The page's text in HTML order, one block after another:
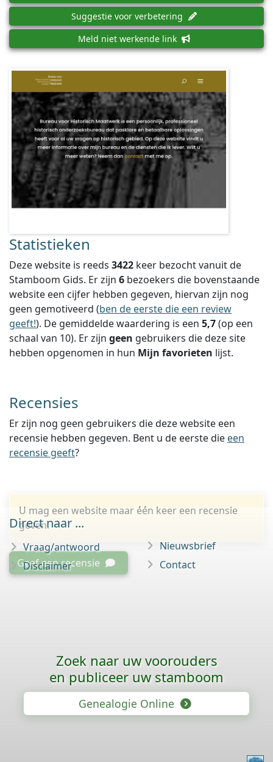
Suggestie voor verbetering
Meld niet werkende link
Statistieken
Deze website is reeds 3422 keer bezocht vanuit de
Stamboom Gids. Er zijn 6 bezoekers die bovenstaande
website een cijfer hebben gegeven, hiervan zijn nog
geen gemotiveerd (ben de eerste die een review
geeft!). De gemiddelde waardering is een 5,7(op een
schaal van 10). Er zijn geen gebruikers die deze site
hebben opgenomen in hun Mijn favorieten lijst.
Recensies
Er zijn nog geen gebruikers die deze website een
recensie hebben gegeven. Bent u de eerste die een
recensie geeft?
U mag een website maar één keer een recensie
geven.
Geef een recensie
Direct naar ...
Vraag/antwoord
Disclaimer
Nieuwsbrief
Contact
Zoek naar uw voorouders
en publiceer uw stamboom
Genealogie Online